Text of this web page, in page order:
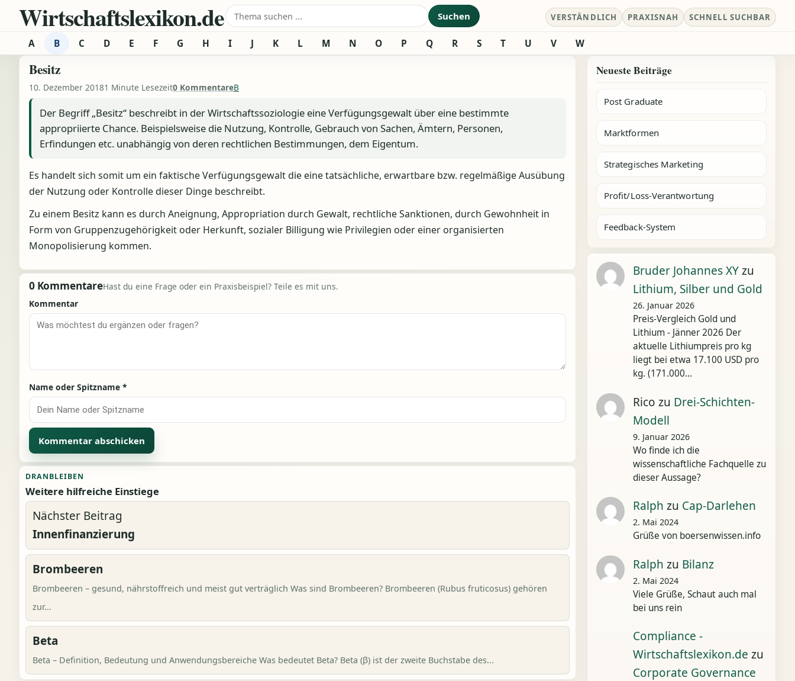
Zum Inhalt springen
Wirtschaftslexikon.deSuche nach: Suchen VERSTÄNDLICH PRAXISNAH SCHNELL SUCHBAR
A B C D E F G H I J K L M N O P Q R S T U V W
Besitz
10. Dezember 20181 Minute Lesezeit0 KommentareB
Der Begriff „Besitz“ beschreibt in der Wirtschaftssoziologie eine Verfügungsgewalt über eine bestimmte
appropriierte Chance. Beispielsweise die Nutzung, Kontrolle, Gebrauch von Sachen, Ämtern, Personen,
Erfindungen etc. unabhängig von deren rechtlichen Bestimmungen, dem Eigentum.
Es handelt sich somit um ein faktische Verfügungsgewalt die eine tatsächliche, erwartbare bzw. regelmäßige Ausübung
der Nutzung oder Kontrolle dieser Dinge beschreibt.
Zu einem Besitz kann es durch Aneignung, Appropriation durch Gewalt, rechtliche Sanktionen, durch Gewohnheit in
Form von Gruppenzugehörigkeit oder Herkunft, sozialer Billigung wie Privilegien oder einer organisierten
Monopolisierung kommen.
0 KommentareHast du eine Frage oder ein Praxisbeispiel? Teile es mit uns.
Kommentar
Name oder Spitzname *
Alternative:
DRANBLEIBEN
Weitere hilfreiche Einstiege
Nächster Beitrag
Innenfinanzierung
Brombeeren
Brombeeren – gesund, nährstoffreich und meist gut verträglich Was sind Brombeeren? Brombeeren (Rubus fruticosus) gehören
zur...
Beta
Beta – Definition, Bedeutung und Anwendungsbereiche Was bedeutet Beta? Beta (β) ist der zweite Buchstabe des...
Neueste Beiträge
Post Graduate
Marktformen
Strategisches Marketing
Profit/Loss-Verantwortung
Feedback-System
Bruder Johannes XYzu
Lithium, Silber und Gold
26. Januar 2026
Preis-Vergleich Gold und
Lithium - Jänner 2026 Der
aktuelle Lithiumpreis pro kg
liegt bei etwa 17.100 USD pro
kg. (171.000…
Rico zu Drei-Schichten-
Modell
9. Januar 2026
Wo finde ich die
wissenschaftliche Fachquelle zu
dieser Aussage?
Ralph zu Cap-Darlehen
2. Mai 2024
Grüße von boersenwissen.info
Ralph zu Bilanz
2. Mai 2024
Viele Grüße, Schaut auch mal
bei uns rein
Compliance -
Wirtschaftslexikon.de zu
Corporate Governance